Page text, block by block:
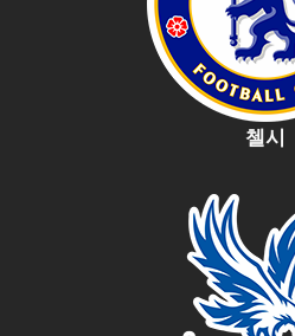
첼시